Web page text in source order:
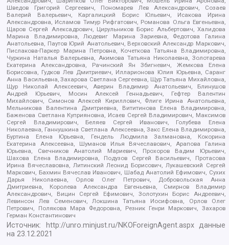
Шведов Григорий Сергеевич, Пономарев Лев Александрович, Созаев
Валерий Валерьевич, Каргалицкий Борис Юльевич, Исакова Ирина
Александровна, Исламов Тимур Рифгатович, Романова Ольга Евгеньевна,
Щаров Сергей Алексадрович, Цирульников Борис Альбертович, Халидова
Марина Владимировна, Людевиг Марина Зариевна, Федотова Галина
Анатольевна, Паутов Юрий Анатольевич, Верховский Александр Маркович,
Пислакова-Паркер Марина Петровна, Кочеткова Татьяна Владимировна,
Чуркина Наталья Валерьевна, Акимова Татьяна Николаевна, Золотарева
Екатерина Александровна, Рачинский Ян Збигневич, Жемкова Елена
Борисовна, Гудков Лев Дмитриевич, Илларионова Юлия Юрьевна, Саранг
Анна Васильевна, Захарова Светлана Сергеевна, Щур Татьяна Михайловна,
Щур Николай Алексеевич, Аверин Владимир Анатольевич, Блинушов
Андрей Юрьевич, Мосин Алексей Геннадьевич, Гефтер Валентин
Михайлович, Симонов Алексей Кириллович, Флиге Ирина Анатольевна,
Мельникова Валентина Дмитриевна, Вититинова Елена Владимировна,
Баженова Светлана Куприяновна, Исаев Сергей Владимирович, Максимов
Сергей Владимирович, Беляев Сергей Иванович, Голубева Елена
Николаевна, Ганнушкина Светлана Алексеевна, Закс Елена Владимировна,
Буртина Елена Юрьевна, Гендель Людмила Залмановна, Кокорина
Екатерина Алексеевна, Шуманов Илья Вячеславович, Арапова Галина
Юрьевна, Свечников Анатолий Мариевич, Прохоров Вадим Юрьевич,
Шахова Елена Владимировна, Подузов Сергей Васильевич, Протасова
Ирина Вячеславовна, Литинский Леонид Борисович, Лукашевский Сергей
Маркович, Бахмин Вячеслав Иванович, Шабад Анатолий Ефимович, Сухих
Дарья Николаевна, Орлов Олег Петрович, Добровольская Анна
Дмитриевна, Королева Александра Евгеньевна, Смирнов Владимир
Александрович, Вицин Сергей Ефимович, Золотухин Борис Андреевич,
Левинсон Лев Семенович, Локшина Татьяна Иосифовна, Орлов Олег
Петрович, Полякова Мара Федоровна, Резник Генри Маркович, Захаров
Герман Константинович
Источник: http://unro.minjust.ru/NKOForeignAgent.aspxданные
на23.12.2021